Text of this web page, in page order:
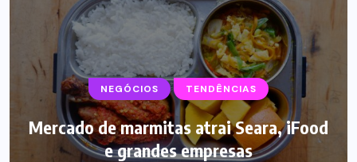
NEGÓCIOS TENDÊNCIAS
Mercado de marmitas atrai Seara, iFood
e grandes empresas
SUPLEMENTOS
Caffeine Army lança campanha para o
Dia dos Pais